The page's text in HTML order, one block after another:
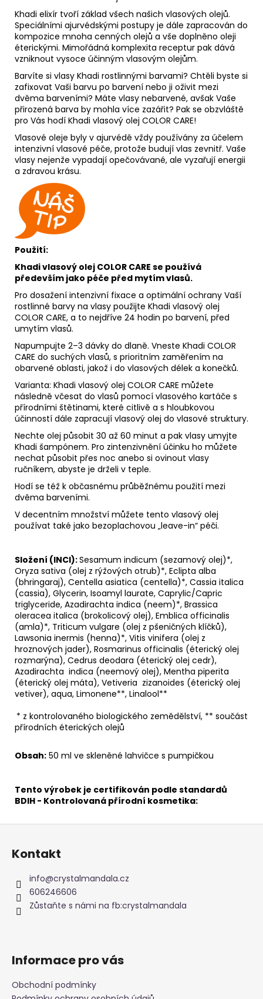
Khadi elixír tvoří základ všech našich vlasových olejů.
Speciálními ajurvédskými postupy je dále zapracován do
kompozice mnoha cenných olejů a vše doplněno oleji
éterickými. Mimořádná komplexita receptur pak dává
vzniknout vysoce účinným vlasovým olejům.
Barvíte si vlasy Khadi rostlinnými barvami? Chtěli byste si
zafixovat Vaši barvu po barvení nebo ji oživit mezi
dvěma barveními? Máte vlasy nebarvené, avšak Vaše
přirozená barva by mohla více zazářit? Pak se obzvláště
pro Vás hodí Khadi vlasový olej COLOR CARE!
Vlasové oleje byly v ajurvédě vždy používány za účelem
intenzivní vlasové péče, protože budují vlas zevnitř. Vaše
vlasy nejenže vypadají opečovávané, ale vyzařují energii
a zdravou krásu.
Použití:
Khadi vlasový olej COLOR CARE se používá
především jako péče před mytím vlasů.
Pro dosažení intenzivní fixace a optimální ochrany Vaší
rostlinné barvy na vlasy použijte Khadi vlasový olej
COLOR CARE, a to nejdříve 24 hodin po barvení, před
umytím vlasů.
Napumpujte 2–3 dávky do dlaně. Vneste Khadi COLOR
CARE do suchých vlasů, s prioritním zaměřením na
obarvené oblasti, jakož i do vlasových délek a konečků.
Varianta: Khadi vlasový olej COLOR CARE můžete
následně včesat do vlasů pomocí vlasového kartáče s
přírodními štětinami, které citlivě a s hloubkovou
účinností dále zapracují vlasový olej do vlasové struktury.
Nechte olej působit 30 až 60 minut a pak vlasy umyjte
Khadi šampónem. Pro zintenzivnění účinku ho můžete
nechat působit přes noc anebo si ovinout vlasy
ručníkem, abyste je drželi v teple.
Hodí se též k občasnému průběžnému použití mezi
dvěma barveními.
V decentním množství můžete tento vlasový olej
používat také jako bezoplachovou „leave-in“ péči.
Složení (INCI):Sesamum indicum (sezamový olej)*,
Oryza sativa (olej z rýžových otrub)*, Eclipta alba
(bhringaraj), Centella asiatica (centella)*, Cassia italica
(cassia), Glycerin, Isoamyl laurate, Caprylic/Capric
triglyceride, Azadirachta indica (neem)*, Brassica
oleracea italica (brokolicový olej), Emblica officinalis
(amla)*, Triticum vulgare (olej z pšeničných klíčků),
Lawsonia inermis (henna)*, Vitis vinifera (olej z
hroznových jader), Rosmarinus officinalis (éterický olej
rozmarýna), Cedrus deodara (éterický olej cedr),
Azadirachta indica (neemový olej), Mentha piperita
(éterický olej máta), Vetiveria zizanoides (éterický olej
vetiver), aqua, Limonene**, Linalool**
* z kontrolovaného biologického zemědělství, ** součást
přírodních éterických olejů
Obsah: 50 ml ve skleněné lahvičce s pumpičkou
Tento výrobek je certifikován podle standardů
BDIH - Kontrolovaná přírodní kosmetika:
Z
Kontakt
info@crystalmandala.cz
606246606
Zůstaňte s námi na fb:crystalmandala
Informace pro vás
Obchodní podmínky